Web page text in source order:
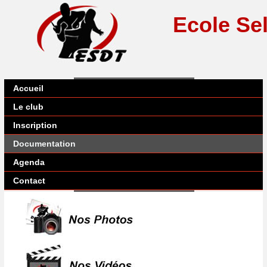
Ecole
Accueil
Le club
Inscription
Documentation
Agenda
Contact